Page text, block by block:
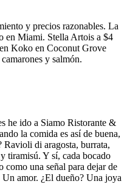
y precios razonables. La
en Miami. Stella Artois a $4
Koko en Coconut Grove
y salmón.
he ido a Siamo Ristorante &
la comida es así de buena,
Ravioli di aragosta, burrata,
tiramisú. Y sí, cada bocado
como una señal para dejar de
amor. ¿El dueño? Una joya